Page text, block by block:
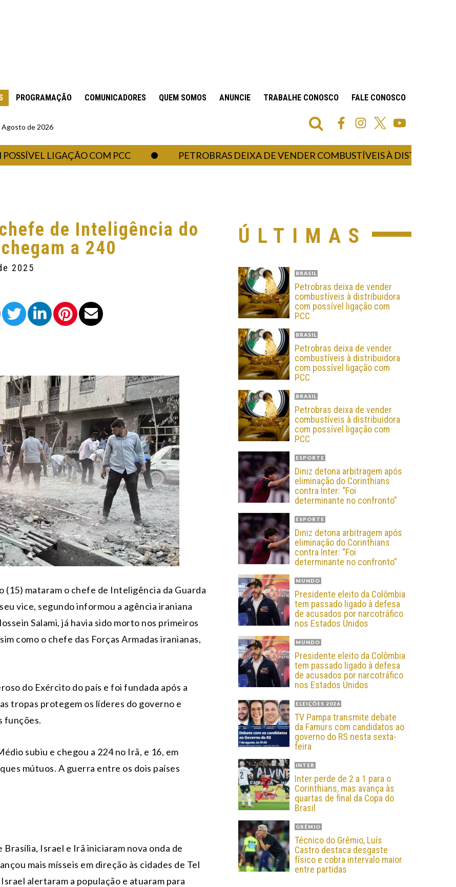
PROGRAMAÇÃO COMUNICADORES QUEM SOMOS ANUNCIE TRABALHE CONOSCO FALE CONOSCO
Agosto de 2026
LIGAÇÃO COM PCC PETROBRAS DEIXA DE VENDER COMBUSTÍVEIS À DISTRIBUIDORA
de Inteligência do
a 240
2025
(15) mataram o chefe de Inteligência da Guarda
vice, segundo informou a agência iraniana
Salami, já havia sido morto nos primeiros
como o chefe das Forças Armadas iranianas,
do Exército do país e foi fundada após a
tropas protegem os líderes do governo e
funções.
subiu e chegou a 224 no Irã, e 16, em
mútuos. A guerra entre os dois países
Israel e Irã iniciaram nova onda de
mais mísseis em direção às cidades de Tel
alertaram a população e atuaram para
ÚLTIMAS
BRASIL
Petrobras deixa de vender
combustíveis à distribuidora
com possível ligação com
PCC
BRASIL
Petrobras deixa de vender
combustíveis à distribuidora
com possível ligação com
PCC
BRASIL
Petrobras deixa de vender
combustíveis à distribuidora
com possível ligação com
PCC
ESPORTE
Diniz detona arbitragem após
eliminação do Corinthians
contra Inter: “Foi
determinante no confronto”
ESPORTE
Diniz detona arbitragem após
eliminação do Corinthians
contra Inter: “Foi
determinante no confronto”
MUNDO
Presidente eleito da Colômbia
tem passado ligado à defesa
de acusados por narcotráfico
nos Estados Unidos
MUNDO
Presidente eleito da Colômbia
tem passado ligado à defesa
de acusados por narcotráfico
nos Estados Unidos
ELEIÇÕES 2026
TV Pampa transmite debate
da Famurs com candidatos ao
governo do RS nesta sexta-
feira
INTER
Inter perde de 2 a 1 para o
Corinthians, mas avança às
quartas de final da Copa do
Brasil
GRÊMIO
Técnico do Grêmio, Luís
Castro destaca desgaste
físico e cobra intervalo maior
entre partidas